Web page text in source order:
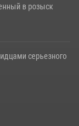
в розыск
серьезного